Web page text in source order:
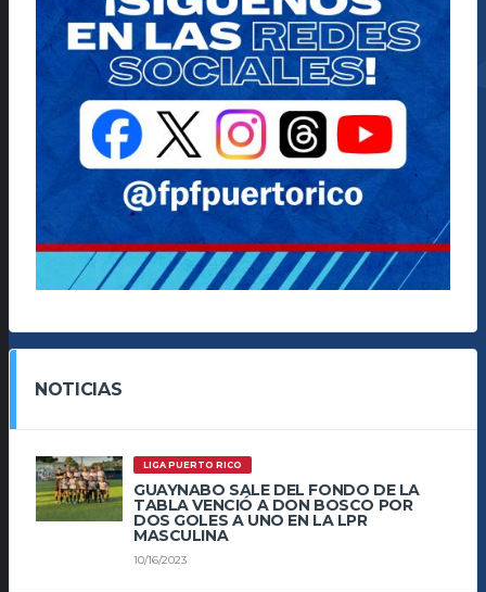
NOTICIAS
LIGA PUERTO RICO
GUAYNABO SALE DEL FONDO DE LA
TABLA VENCIÓ A DON BOSCO POR
DOS GOLES A UNO EN LA LPR
MASCULINA
10/16/2023